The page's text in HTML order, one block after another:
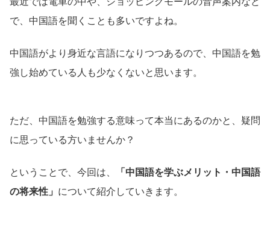
で、中国語を聞くことも多いですよね。
中国語がより身近な言語になりつつあるので、中国語を勉
強し始めている人も少なくないと思います。
ただ、中国語を勉強する意味って本当にあるのかと、疑問
に思っている方いませんか？
ということで、今回は、
「中国語を学ぶメリット・中国語
の将来性」 について紹介していきます。